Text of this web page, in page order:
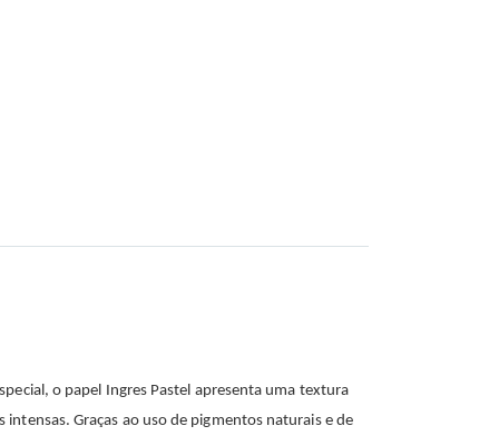
o papel Ingres Pastel apresenta uma textura
Graças ao uso de pigmentos naturais e de